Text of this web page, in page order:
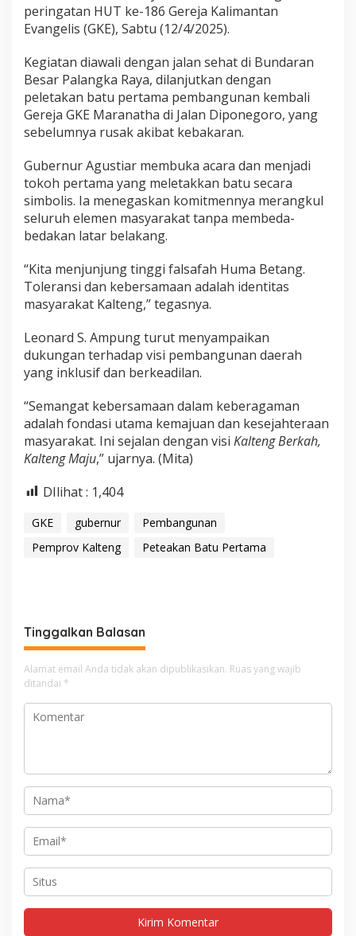
peringatan HUT ke-186 Gereja Kalimantan
Evangelis (GKE), Sabtu (12/4/2025).
Kegiatan diawali dengan jalan sehat di Bundaran
Besar Palangka Raya, dilanjutkan dengan
peletakan batu pertama pembangunan kembali
Gereja GKE Maranatha di Jalan Diponegoro, yang
sebelumnya rusak akibat kebakaran.
Gubernur Agustiar membuka acara dan menjadi
tokoh pertama yang meletakkan batu secara
simbolis. Ia menegaskan komitmennya merangkul
seluruh elemen masyarakat tanpa membeda-
bedakan latar belakang.
“Kita menjunjung tinggi falsafah Huma Betang.
Toleransi dan kebersamaan adalah identitas
masyarakat Kalteng,” tegasnya.
Leonard S. Ampung turut menyampaikan
dukungan terhadap visi pembangunan daerah
yang inklusif dan berkeadilan.
“Semangat kebersamaan dalam keberagaman
adalah fondasi utama kemajuan dan kesejahteraan
masyarakat. Ini sejalan dengan visi Kalteng Berkah,
Kalteng Maju,” ujarnya. (Mita)
DIlihat : 1,404
GKE gubernur
Pembangunan
Pemprov Kalteng
Peteakan Batu Pertama
Tinggalkan Balasan
Alamat email Anda tidak akan dipublikasikan. Ruas yang wajib
ditandai *